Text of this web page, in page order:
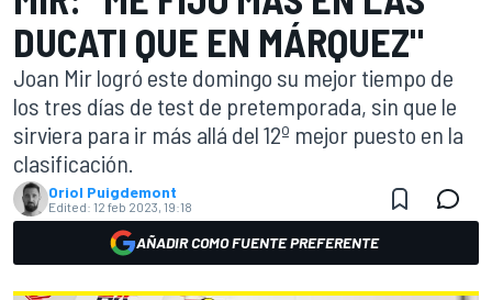
DUCATI QUE EN MÁRQUEZ"
Joan Mir logró este domingo su mejor tiempo de
los tres días de test de pretemporada, sin que le
sirviera para ir más allá del 12º mejor puesto en la
clasificación.
Oriol Puigdemont
Edited: 12 feb 2023, 19:18
AÑADIR COMO FUENTE PREFERENTE